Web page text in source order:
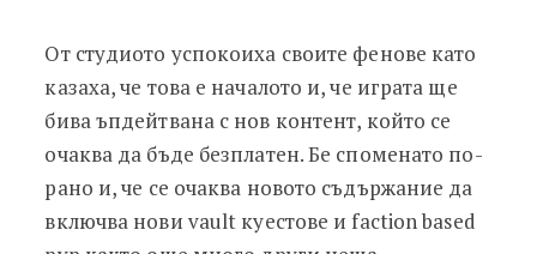
От студиото успокоиха своите фенове като
казаха, че това е началото и, че играта ще
бива ъпдейтвана с нов контент, който се
очаква да бъде безплатен. Бе споменато по-
рано и, че се очаква новото съдържание да
включва нови vault куестове и faction based